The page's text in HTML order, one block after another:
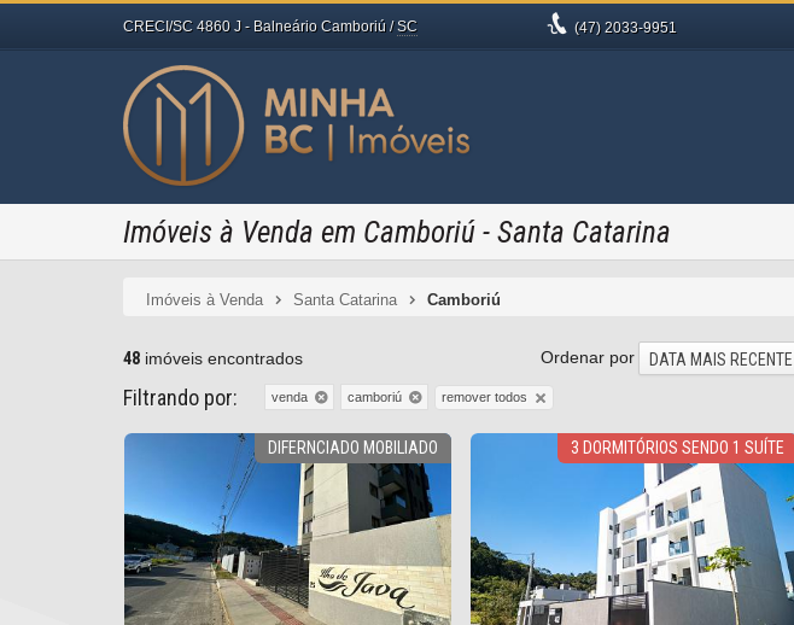
CRECI/SC 4860 J - Balneário Camboriú /SC (47) 2033-9951
Imóveis à Venda em Camboriú - Santa Catarina
Imóveis à Venda Santa Catarina Camboriú
48 imóveis encontrados Ordenar por DATA MAIS RECENTE
Filtrando por: venda camboriú remover todos
DIFERNCIADO MOBILIADO 3 DORMITÓRIOS SENDO 1 SUÍTE